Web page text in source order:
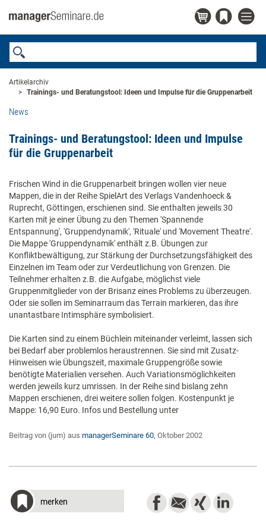
Artikelarchiv
Trainings- und Beratungstool: Ideen und Impulse für die Gruppenarbeit
News
Trainings- und Beratungstool: Ideen und Impulse
für die Gruppenarbeit
Frischen Wind in die Gruppenarbeit bringen wollen vier neue
Mappen, die in der Reihe SpielArt des Verlags Vandenhoeck &
Ruprecht, Göttingen, erschienen sind. Sie enthalten jeweils 30
Karten mit je einer Übung zu den Themen 'Spannende
Entspannung', 'Gruppendynamik', 'Rituale' und 'Movement Theatre'.
Die Mappe 'Gruppendynamik' enthält z.B. Übungen zur
Konfliktbewältigung, zur Stärkung der Durchsetzungsfähigkeit des
Einzelnen im Team oder zur Verdeutlichung von Grenzen. Die
Teilnehmer erhalten z.B. die Aufgabe, möglichst viele
Gruppenmitglieder von der Brisanz eines Problems zu überzeugen.
Oder sie sollen im Seminarraum das Terrain markieren, das ihre
unantastbare Intimsphäre symbolisiert.
Die Karten sind zu einem Büchlein miteinander verleimt, lassen sich
bei Bedarf aber problemlos heraustrennen. Sie sind mit Zusatz-
Hinweisen wie Übungszeit, maximale Gruppengröße sowie
benötigte Materialien versehen. Auch Variationsmöglichkeiten
werden jeweils kurz umrissen. In der Reihe sind bislang zehn
Mappen erschienen, drei weitere sollen folgen. Kostenpunkt je
Mappe: 16,90 Euro. Infos und Bestellung unter
Beitrag von (jum) aus managerSeminare 60, Oktober 2002
merken